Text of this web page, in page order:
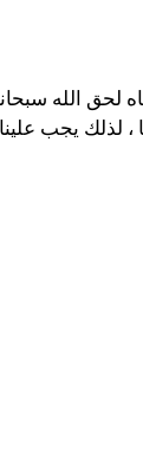
لحق الله
، لذلك